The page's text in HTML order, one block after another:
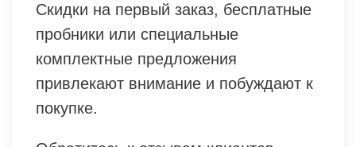
Скидки на первый заказ, бесплатные
пробники или специальные
комплектные предложения
привлекают внимание и побуждают к
покупке.